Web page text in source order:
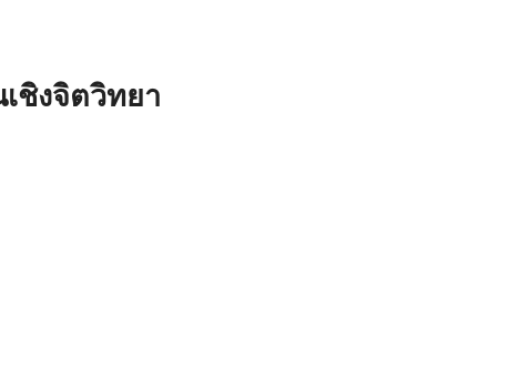
ชิงจิตวิทยา